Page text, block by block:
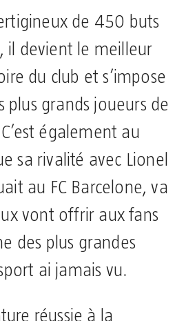
de 450 buts
il devient le meilleur
du club et s’impose
plus grands joueurs de
également au
sa rivalité avec Lionel
au FC Barcelone, va
vont offrir aux fans
des plus grandes
ai jamais vu.
réussie à la